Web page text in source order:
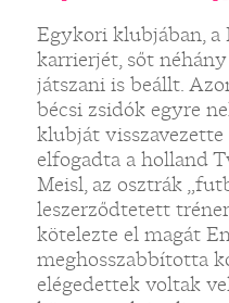
Egykori klubjában, a
karrierjét, sőt
játszani is beállt.
bécsi zsidók egyre
klubját
elfogadta a holland
Meisl, az osztrák
leszerződtetett
kötelezte el magát
meghosszabbította
elégedettek voltak